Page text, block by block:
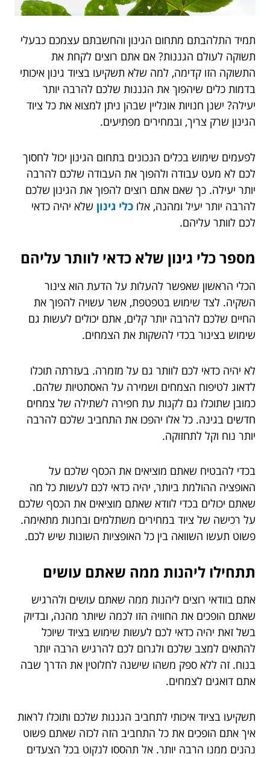
תמיד התלהבתם מתחום הגינון והחשבתם עצמכם כבעלי
תשוקה לעולם הגננות? אם אתם רוצים לקחת את
התשוקה הזו קדימה, למה שלא תשקיעו בציוד גינון איכותי
בדמות כלים שיהפוך את הגננות שלכם להרבה יותר
יעילה? ישנן חנויות אונליין שבהן ניתן למצוא את כל ציוד
הגינון שרק צריך, ובמחירים מפתיעים.
לפעמים שימוש בכלים הנכונים בתחום הגינון יכול לחסוך
לכם לא מעט עבודה ולהפוך את העבודה שלכם להרבה
יותר יעילה. כך שאם אתם רוצים להפוך את הגינון שלכם
להרבה יותר יעיל ומהנה, אלו כלי גינון שלא יהיה כדאי
לכם לוותר עליהם.
מספר כלי גינון שלא כדאי לוותר עליהם
הכלי הראשון שאפשר להעלות על הדעת הוא צינור
השקיה. לצד שימוש בטפטפת, אשר עשויה להפוך את
החיים שלכם להרבה יותר קלים, אתם יכולים לעשות גם
שימוש בצינור בכדי להשקות את הצמחים.
לא יהיה כדאי לכם לוותר גם על מזמרה. בעזרתה תוכלו
לדאוג לטיפוח הצמחים ושמירה על האסתטיות שלהם.
כמובן שתוכלו גם לקנות עת חפירה לשתילה של צמחים
חדשים בגינה. כל אלו יהפכו את התחביב שלכם להרבה
יותר נוח וקל לתחזוקה.
בכדי להבטיח שאתם מוציאים את הכסף שלכם על
האופציה ההולמת ביותר, יהיה כדאי לכם לעשות כל מה
שאתם יכולים בכדי לוודא שאתם מוציאים את הכסף שלכם
על רכישה של ציוד במחירים משתלמים ובחנות מתאימה.
פשוט תעשו השוואה בין כל האופציות השונות שיש לכם.
תתחילו ליהנות ממה שאתם עושים
אתם בוודאי רוצים ליהנות ממה שאתם עושים ולהרגיש
שאתם הופכים את החוויה הזו לכמה שיותר מהנה, ובדיוק
בשל זאת יהיה כדאי לכם לעשות שימוש בציוד שיוכל
להתאים למצב שלכם ולגרום לכם להרגיש הרבה יותר
בנוח. זה ללא ספק משהו שישנה לחלוטין את הדרך שבה
אתם דואגים לצמחים.
תשקיעו בציוד איכותי לתחביב הגננות שלכם ותוכלו לראות
איך אתם הופכים את כל התחביב הזה לכזה שאתם פשוט
נהנים ממנו הרבה יותר. אל תהססו לנקוט בכל הצעדים